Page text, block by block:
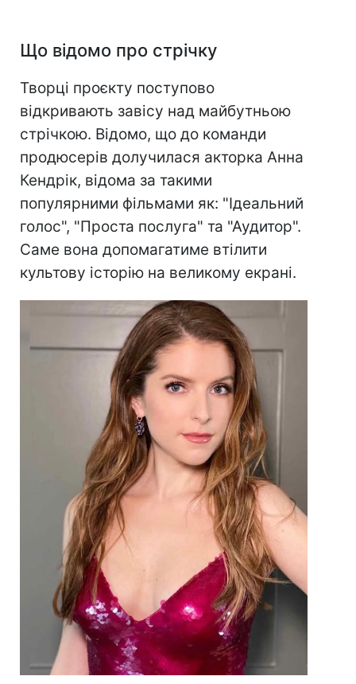
Що відомо про стрічку
Творці проєкту поступово
відкривають завісу над майбутньою
стрічкою. Відомо, що до команди
продюсерів долучилася акторка Анна
Кендрік, відома за такими
популярними фільмами як: "Ідеальний
голос", "Проста послуга" та "Аудитор".
Саме вона допомагатиме втілити
культову історію на великому екрані.